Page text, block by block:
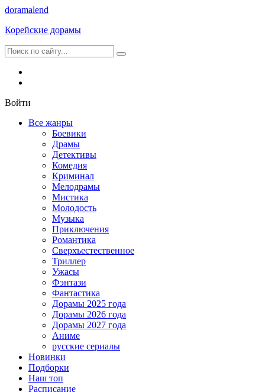
doramalend
Корейские дорамы
Войти
Все жанры
Боевики
Драмы
Детективы
Комедия
Криминал
Мелодрамы
Мистика
Молодость
Музыка
Приключения
Романтика
Сверхъестественное
Триллер
Ужасы
Фэнтази
Фантастика
Дорамы 2025 года
Дорамы 2026 года
Дорамы 2027 года
Аниме
русские сериалы
Новинки
Подборки
Наш топ
Расписание